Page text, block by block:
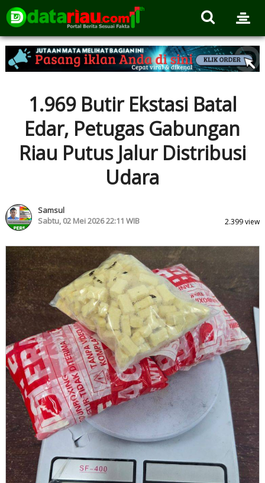
1.969 Butir Ekstasi Batal
Edar, Petugas Gabungan
Riau Putus Jalur Distribusi
Udara
Samsul
Sabtu, 02 Mei 2026 22:11 WIB
2.399 view